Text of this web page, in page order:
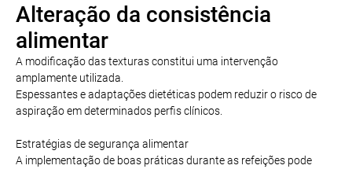
Alteração da consistência
alimentar
A modificação das texturas constitui uma intervenção
amplamente utilizada.
Espessantes e adaptações dietéticas podem reduzir o risco de
aspiração em determinados perfis clínicos.
Estratégias de segurança alimentar
A implementação de boas práticas durante as refeições pode